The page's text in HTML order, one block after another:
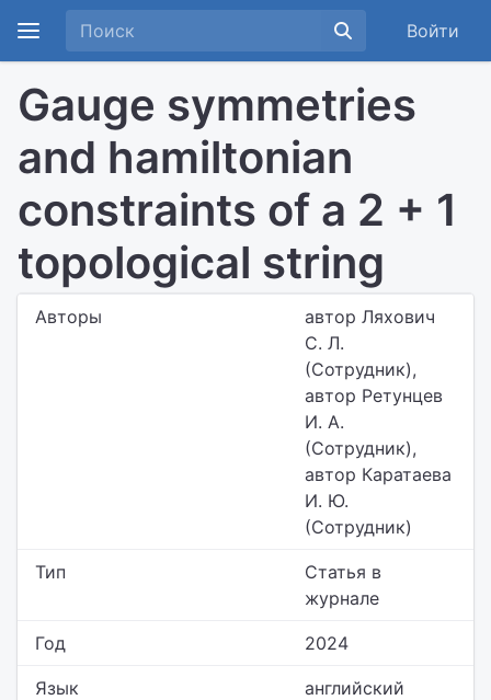
Войти
Gauge symmetries
and hamiltonian
constraints of a 2 + 1
topological string
Авторы
автор Ляхович
С. Л.
(Сотрудник),
автор Ретунцев
И. А.
(Сотрудник),
автор Каратаева
И. Ю.
(Сотрудник)
Тип
Статья в
журнале
Год 2024
Язык английский